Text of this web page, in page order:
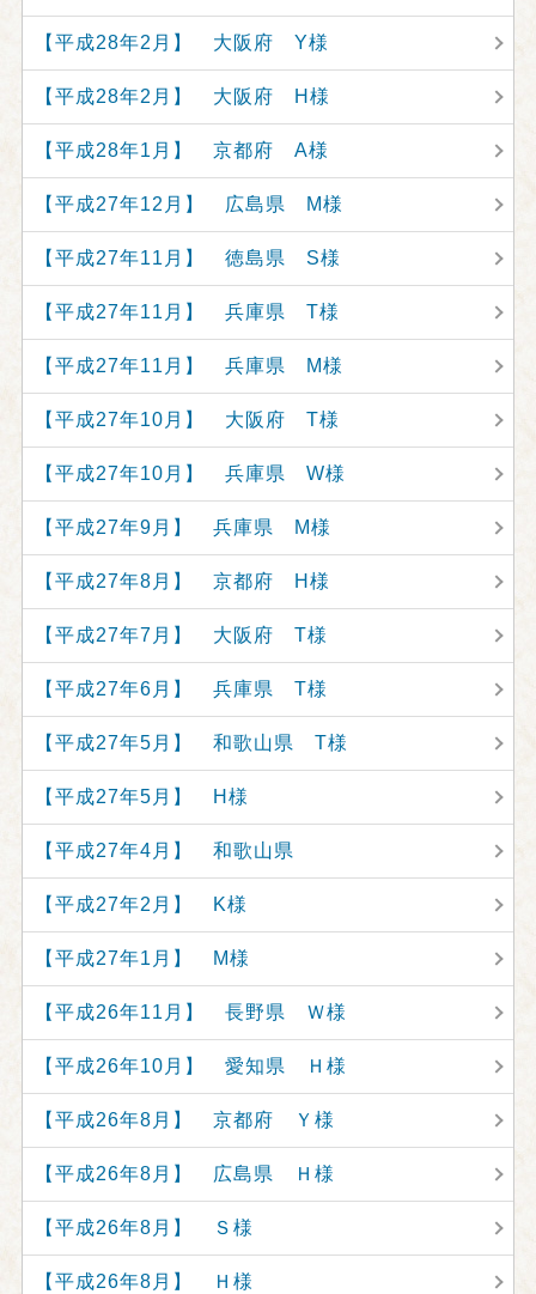
【平成28年2月】 大阪府 Y様
【平成28年2月】 大阪府 H様
【平成28年1月】 京都府 A様
【平成27年12月】 広島県 M様
【平成27年11月】 徳島県 S様
【平成27年11月】 兵庫県 T様
【平成27年11月】 兵庫県 M様
【平成27年10月】 大阪府 T様
【平成27年10月】 兵庫県 W様
【平成27年9月】 兵庫県 M様
【平成27年8月】 京都府 H様
【平成27年7月】 大阪府 T様
【平成27年6月】 兵庫県 T様
【平成27年5月】 和歌山県 T様
【平成27年5月】 H様
【平成27年4月】 和歌山県
【平成27年2月】 K様
【平成27年1月】 M様
【平成26年11月】 長野県 Ｗ様
【平成26年10月】 愛知県 Ｈ様
【平成26年8月】 京都府 Ｙ様
【平成26年8月】 広島県 Ｈ様
【平成26年8月】 Ｓ様
【平成26年8月】 Ｈ様